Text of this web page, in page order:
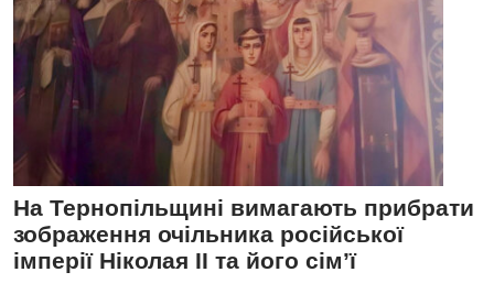
На Тернопільщині вимагають прибрати
зображення очільника російської
імперії Ніколая ІІ та його сім’ї